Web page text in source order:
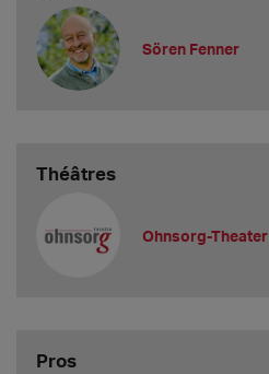
Sören Fenner
Théâtres
Ohnsorg-Theater
Pros